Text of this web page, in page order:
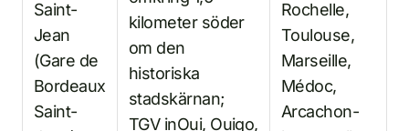
Saint-
Jean
(Gare de
Bordeaux
Saint-
kilometer söder
om den
historiska
stadskärnan;
TGV inOui, Ouigo,
Rochelle,
Toulouse,
Marseille,
Médoc,
Arcachon-